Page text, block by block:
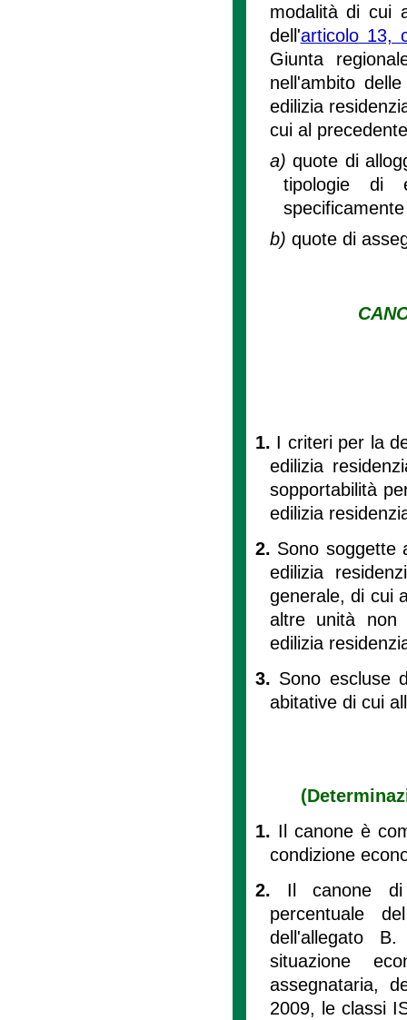
modalità di cui
dell'articolo 13,
Giunta
nell'ambito
edilizia
cui al
a)quote di
tipologie di
b) quote di
1. I criteri per la
edilizia
sopportabilità
edilizia
2. Sono soggette
edilizia
generale, di cui
altre unità non
edilizia
3. Sono escluse
abitative di cui
1. Il canone è
condizione
2. Il canone di
percentuale
dell'allegato
situazione
assegnataria,
2009, le classi